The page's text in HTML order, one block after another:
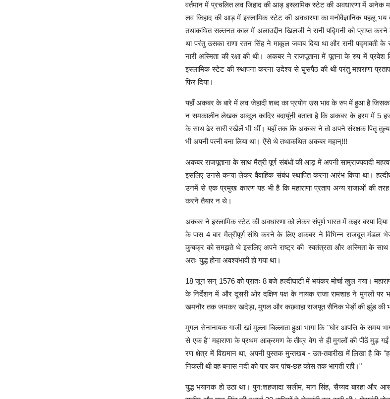
वर्तमान में प्रचलित लव जिहाद की आड़ इस्लामिक स्टेट की अवधारणा में अनेक
लव जिहाद की आड़ में इस्लामिक स्टेट की अवधारणा का मनोवैज्ञानिक पहलू
तथाकथित सल्तनत काल में अलाउद्दीन खिलजी ने रानी पद्मिनी को प्राप्त
था परंतु उसका राणा रतन सिंह ने माकूल जवाब दिया था और रानी पद्मावती के
नारी अस्मिता की रक्षा की थी। अकबर ने राजपूताना में पूतना के रुप में
इस्लामिक स्टेट की स्थापना करना उदेश्य से घुसपैठ की थी परंतु महाराणा
फिर दिया।
यहाँ अकबर के बारे में लव जेहादी शब्द का प्रयोग उस भाव के रुप में हुआ है
न समकालीन लेखक अब्दुल कादिर बदायूंनी बताता है कि अकबर के हरम में 5
के साथ ढेर सारी रखैलें भी थीं। यहाँ तक कि अकबर ने तो अपने संरक्षक पितृ तुल्य
भी अपनी पत्नी बना लिया था। ऐंसे थे तथाकथित अकबर महान्!!!
अकबर राजपूताना के साथ मैत्री पूर्ण संबंधों की आड़ में अपनी साम्राज्यवादी
इसलिए उनसे कन्या लेकर वैवाहिक संबंध स्थापित करना आरंभ किया था।
उनमें से एक प्रमुख कारण यह भी है कि महाराणा प्रताप अन्य राजाओं की
करने तैयार न थे।
अकबर ने इस्लामिक स्टेट की अवधारणा को लेकर संपूर्ण भारत में कहर बरपा दिया
के पास 4 बार मैत्रीपूर्ण संधि करने के लिए अकबर ने विभिन्न राजदूत मंडल
कुचक्र को समझते थे इसलिए अपने राष्ट्र की स्वतंत्रता और अस्मिता के साथ
अतः युद्ध होना अवश्यंभावी हो गया था।
18 जून सन् 1576 को प्रातः 8 बजे हल्दीघाटी में भयंकर मोर्चा खुल गया।
के निर्देशन में और दूसरी ओर दक्षिण पक्ष के नायक राजा रामशाह ने मुगलों पर
खमनौर तक जमकर खदेड़ा, मुगल और कछवाहा राजपूत सैनिक भेड़ों की झुंड की
मुगल सेनानायक गाजी खां मुल्ला चिल्लाता हुआ भागा कि "घोर आपत्ति के समय
से एक है" महाराणा के प्रथम आक्रमण के तीव्र वेग से ही मुगलों की पीठें मुड़
रण क्षेत्र में विद्यमान था, अपनी पुस्तक मुन्तखब - उत-तवारीख में लिखा है कि
निकली थी वह बनास नदी को पार कर पांच-छह कोस तक भागती रही।"
युद्ध भयानक हो उठा था। पुन:शहजादा सलीम, मान सिंह, सैय्यद बारहा और